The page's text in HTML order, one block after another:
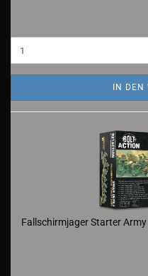
IN DEN
Fallschirmjager Starter Army